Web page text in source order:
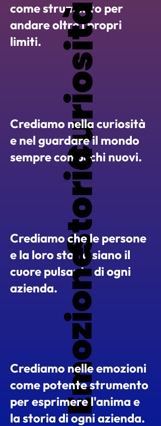
come strumento per
andare oltre i propri
limiti.
Curiosità
Curiosità
Crediamo nella curiosità
e nel guardare il mondo
sempre con occhi nuovi.
Storia
Storia
Crediamo che le persone
e la loro storia siano il
cuore pulsante di ogni
azienda.Emozione
Emozione
Crediamo nelle emozioni
come potente strumento
per esprimere l'anima e
la storia di ogni azienda.